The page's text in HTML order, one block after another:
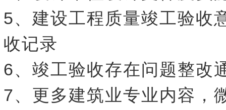
5、建设工程质量竣工验收
收记录
6、竣工验收存在问题整改
7、更多建筑业专业内容，